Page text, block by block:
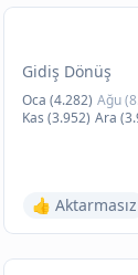
Gidiş Dönüş
Oca (4.282) Ağu
Kas (3.952) Ara
👍 Aktarmasız